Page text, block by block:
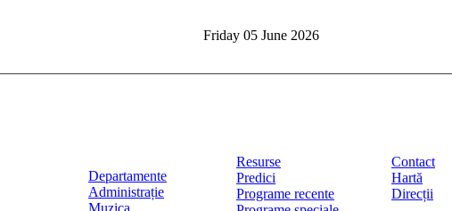
Friday 05 June 2026
Departamente
Administrație
Muzica
Resurse
Predici
Programe recente
Contact
Hartă
Direcții